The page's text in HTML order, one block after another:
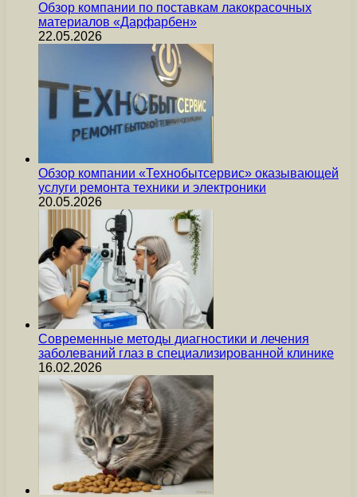
Обзор компании по поставкам лакокрасочных
материалов «Дарфарбен»
22.05.2026
Обзор компании «Технобытсервис» оказывающей
услуги ремонта техники и электроники
20.05.2026
Современные методы диагностики и лечения
заболеваний глаз в специализированной клинике
16.02.2026